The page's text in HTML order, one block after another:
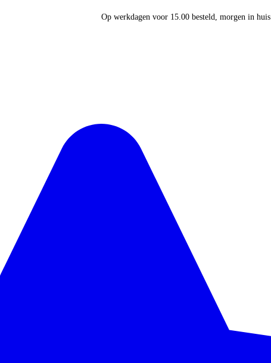
Op werkdagen voor 15.00 besteld, morgen in huis